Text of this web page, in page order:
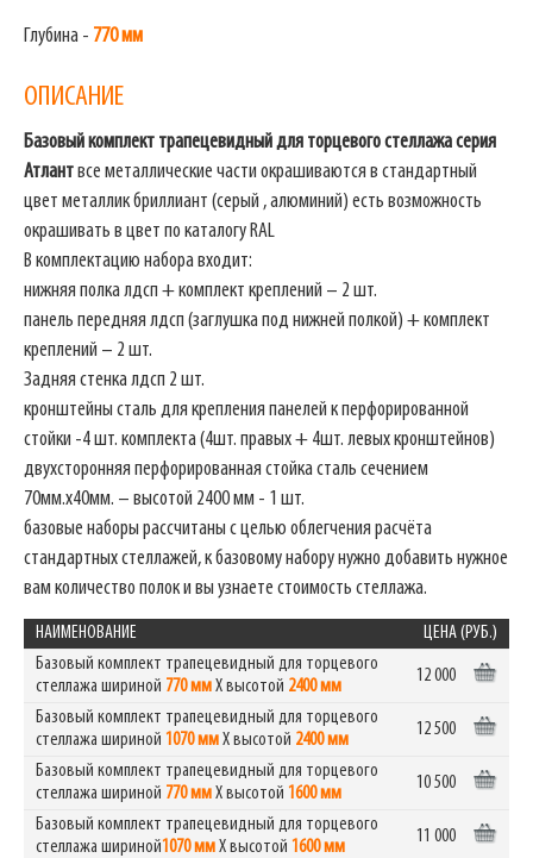
Глубина - 770 мм
ОПИСАНИЕ
Базовый комплект трапецевидный для торцевого стеллажасерия
Атлантвсе металлические части окрашиваются в стандартный
цвет металлик бриллиант (серый , алюминий) есть возможность
окрашивать в цвет по каталогу RAL
В комплектацию набора входит:
нижняя полка лдсп + комплект креплений – 2 шт.
панель передняя лдсп (заглушка под нижней полкой) + комплект
креплений – 2 шт.
Задняя стенка лдсп 2 шт.
кронштейны сталь для крепления панелей к перфорированной
стойки -4 шт. комплекта (4шт. правых + 4шт. левых кронштейнов)
двухсторонняя перфорированная стойка сталь сечением
70мм.х40мм. – высотой 2400 мм - 1 шт.
базовые наборы рассчитаны с целью облегчения расчёта
стандартных стеллажей, к базовому набору нужно добавить нужное
вам количество полок и вы узнаете стоимость стеллажа.
НАИМЕНОВАНИЕ
ЦЕНА (РУБ.)
Базовый комплект трапецевидный для торцевого
стеллажа шириной 770 ммХ высотой 2400 мм
12 000
Базовый комплект трапецевидный для торцевого
стеллажа шириной 1070 ммХ высотой 2400 мм
12 500
Базовый комплект трапецевидный для торцевого
стеллажа шириной 770 ммХ высотой 1600 мм
10 500
Базовый комплект трапецевидный для торцевого
стеллажа шириной1070 ммХ высотой 1600 мм
11 000